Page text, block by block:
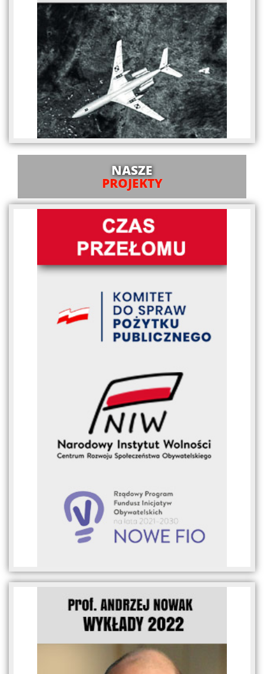
NASZE
PROJEKTY